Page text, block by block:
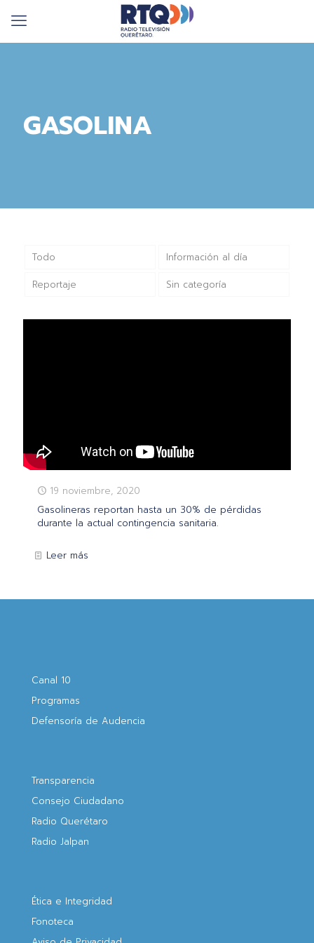
GASOLINA
Todo Información al día
Reportaje Sin categoría
19 noviembre, 2020
Gasolineras reportan hasta un 30% de pérdidas
durante la actual contingencia sanitaria.
Leer más
Canal 10
Programas
Defensoría de Audencia
Transparencia
Consejo Ciudadano
Radio Querétaro
Radio Jalpan
Ética e Integridad
Fonoteca